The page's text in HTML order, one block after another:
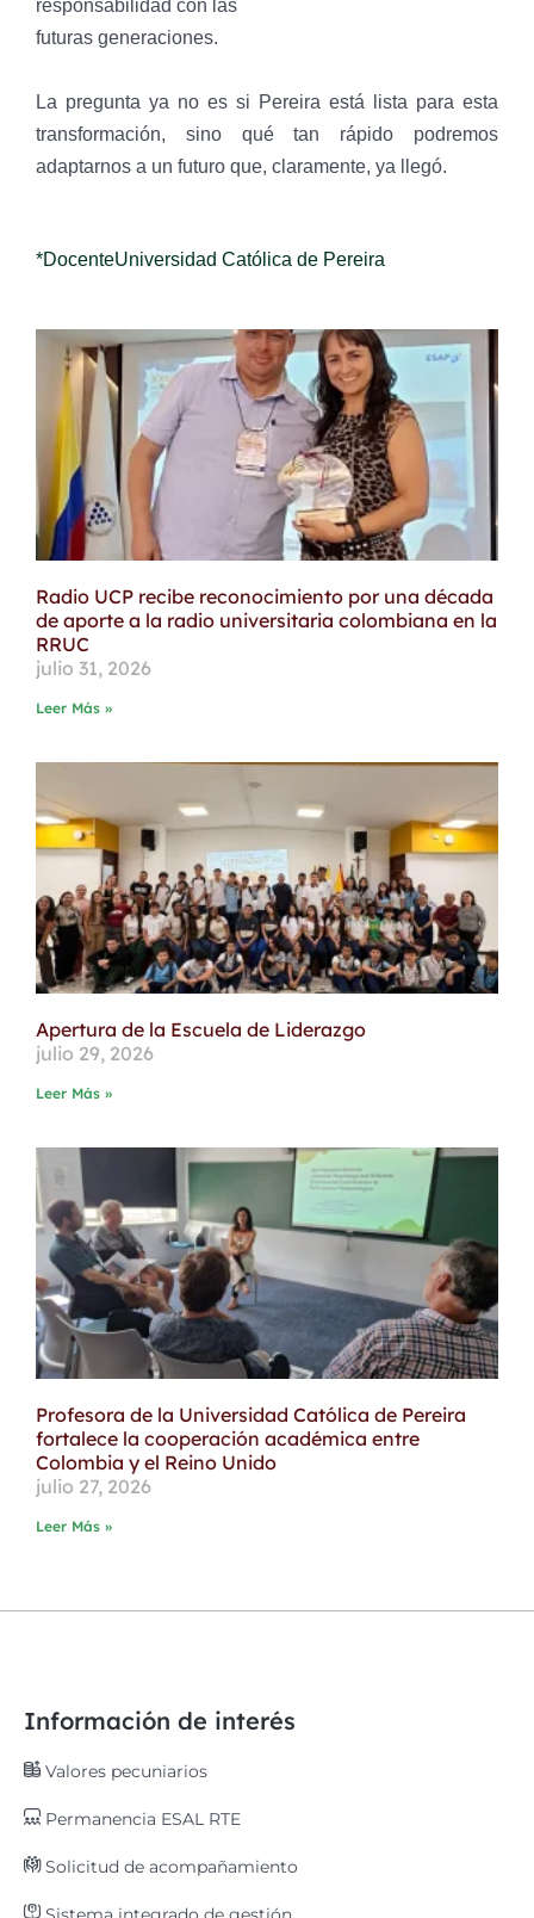
responsabilidad con las
futuras generaciones.
La pregunta ya no es si Pereira está lista para esta
transformación, sino qué tan rápido podremos
adaptarnos a un futuro que, claramente, ya llegó.
*DocenteUniversidad Católica de Pereira
Radio UCP recibe reconocimiento por una década
de aporte a la radio universitaria colombiana en la
RRUC
julio 31, 2026
Leer Más »
Apertura de la Escuela de Liderazgo
julio 29, 2026
Leer Más »
Profesora de la Universidad Católica de Pereira
fortalece la cooperación académica entre
Colombia y el Reino Unido
julio 27, 2026
Leer Más »
Información de interés
Valores pecuniarios
Permanencia ESAL RTE
Solicitud de acompañamiento